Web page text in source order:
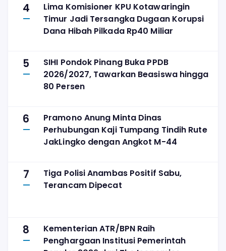
4
Lima Komisioner KPU Kotawaringin
Timur Jadi Tersangka Dugaan Korupsi
Dana Hibah Pilkada Rp40 Miliar
5
SIHI Pondok Pinang Buka PPDB
2026/2027, Tawarkan Beasiswa hingga
80 Persen
6
Pramono Anung Minta Dinas
Perhubungan Kaji Tumpang Tindih Rute
JakLingko dengan Angkot M-44
7
Tiga Polisi Anambas Positif Sabu,
Terancam Dipecat
8
Kementerian ATR/BPN Raih
Penghargaan Institusi Pemerintah